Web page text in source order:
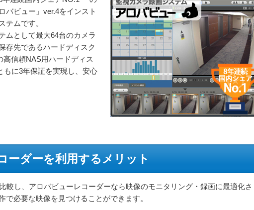
バビュー」ver.4をインスト
テムです。
ムとして最大64台のカメラ
存先であるハードディスク
信頼NAS用ハードディス
もに3年保証を実現し、安心
ーダーを利用するメリット
較し、アロバビューレコーダーなら映像のモニタリング・録画に最適化さ
で必要な映像を見つけることができます。